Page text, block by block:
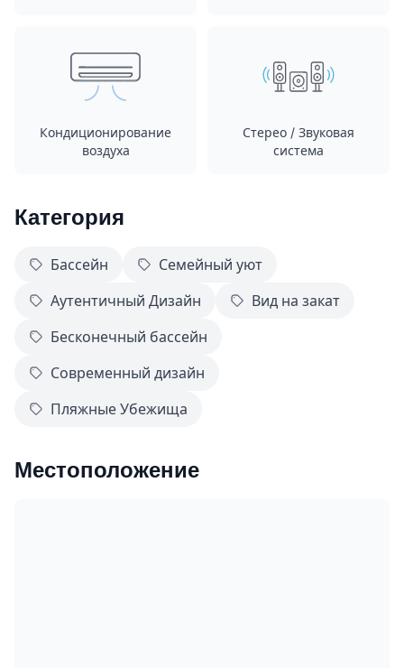
Кондиционирование
воздуха
Стерео / Звуковая
система
Категория
Бассейн
Семейный уют
Аутентичный Дизайн
Вид на закат
Бесконечный бассейн
Современный дизайн
Пляжные Убежища
Местоположение